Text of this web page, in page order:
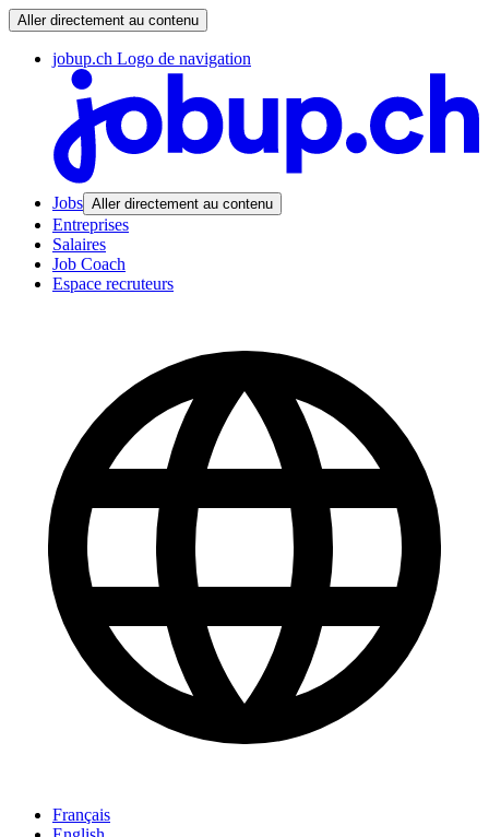
Aller directement au contenu
jobup.ch Logo de navigation
Jobs Aller directement au contenu
Entreprises
Salaires
Job Coach
Espace recruteurs
Français